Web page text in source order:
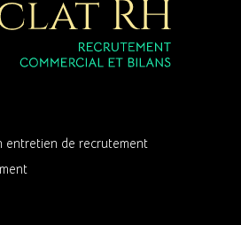
entretien de recrutement